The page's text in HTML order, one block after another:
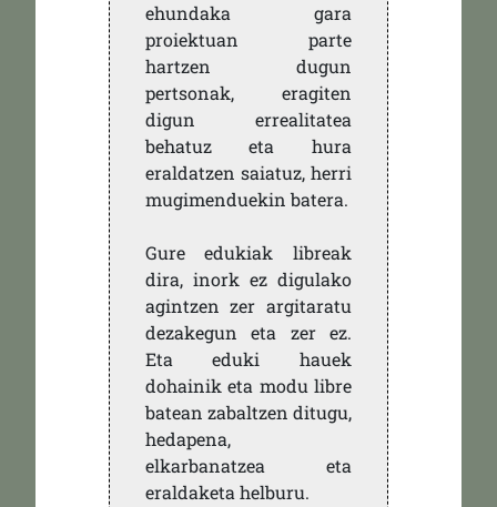
ehundaka gara
proiektuan parte
hartzen dugun
pertsonak, eragiten
digun errealitatea
behatuz eta hura
eraldatzen saiatuz, herri
mugimenduekin batera.
Gure edukiak libreak
dira, inork ez digulako
agintzen zer argitaratu
dezakegun eta zer ez.
Eta eduki hauek
dohainik eta modu libre
batean zabaltzen ditugu,
hedapena,
elkarbanatzea eta
eraldaketa helburu.